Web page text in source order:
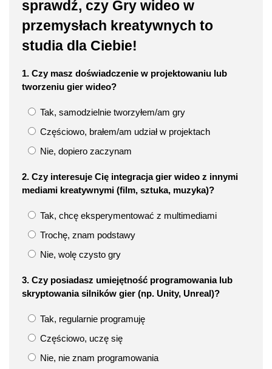
sprawdź, czy Gry wideo w
przemysłach kreatywnych to
studia dla Ciebie!
1. Czy masz doświadczenie w projektowaniu lub
tworzeniu gier wideo?
Tak, samodzielnie tworzyłem/am gry
Częściowo, brałem/am udział w projektach
Nie, dopiero zaczynam
2. Czy interesuje Cię integracja gier wideo z innymi
mediami kreatywnymi (film, sztuka, muzyka)?
Tak, chcę eksperymentować z multimediami
Trochę, znam podstawy
Nie, wolę czysto gry
3. Czy posiadasz umiejętność programowania lub
skryptowania silników gier (np. Unity, Unreal)?
Tak, regularnie programuję
Częściowo, uczę się
Nie, nie znam programowania